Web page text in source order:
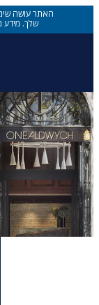
האתר עושה
שלך. מידע
יעדים